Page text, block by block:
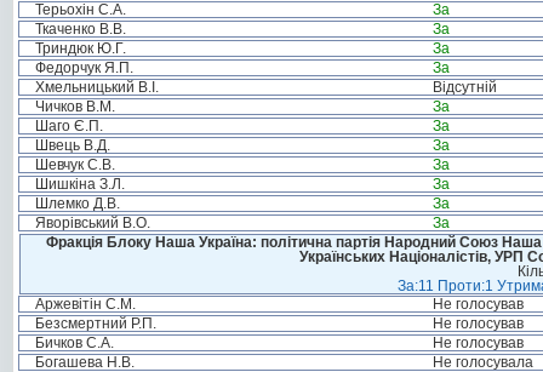
Терьохін С.А.
За
Ткаченко В.В.
За
Триндюк Ю.Г.
За
Федорчук Я.П.
За
Хмельницький В.І.
Відсутній
Чичков В.М.
За
Шаго Є.П.
За
Швець В.Д.
За
Шевчук С.В.
За
Шишкіна З.Л.
За
Шлемко Д.В.
За
Яворівський В.О.
За
Фракція Блоку Наша Україна: політична партія Народний Союз Наша
Українських Націоналістів, УРП
За:11 Проти:1
Аржевітін С.М.
Не голосував
Безсмертний Р.П.
Не голосував
Бичков С.А.
Не голосував
Богашева Н.В.
Не голосувала